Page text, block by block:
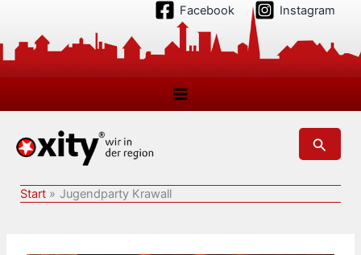
springen
Facebook Instagram
Suchen
Start Jugendparty Krawall